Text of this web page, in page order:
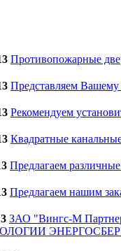
Противопожарные
Представляем Вашему
Рекомендуем
Квадратные
Предлагаем
Предлагаем нашим
ЗАО "Вингс-М